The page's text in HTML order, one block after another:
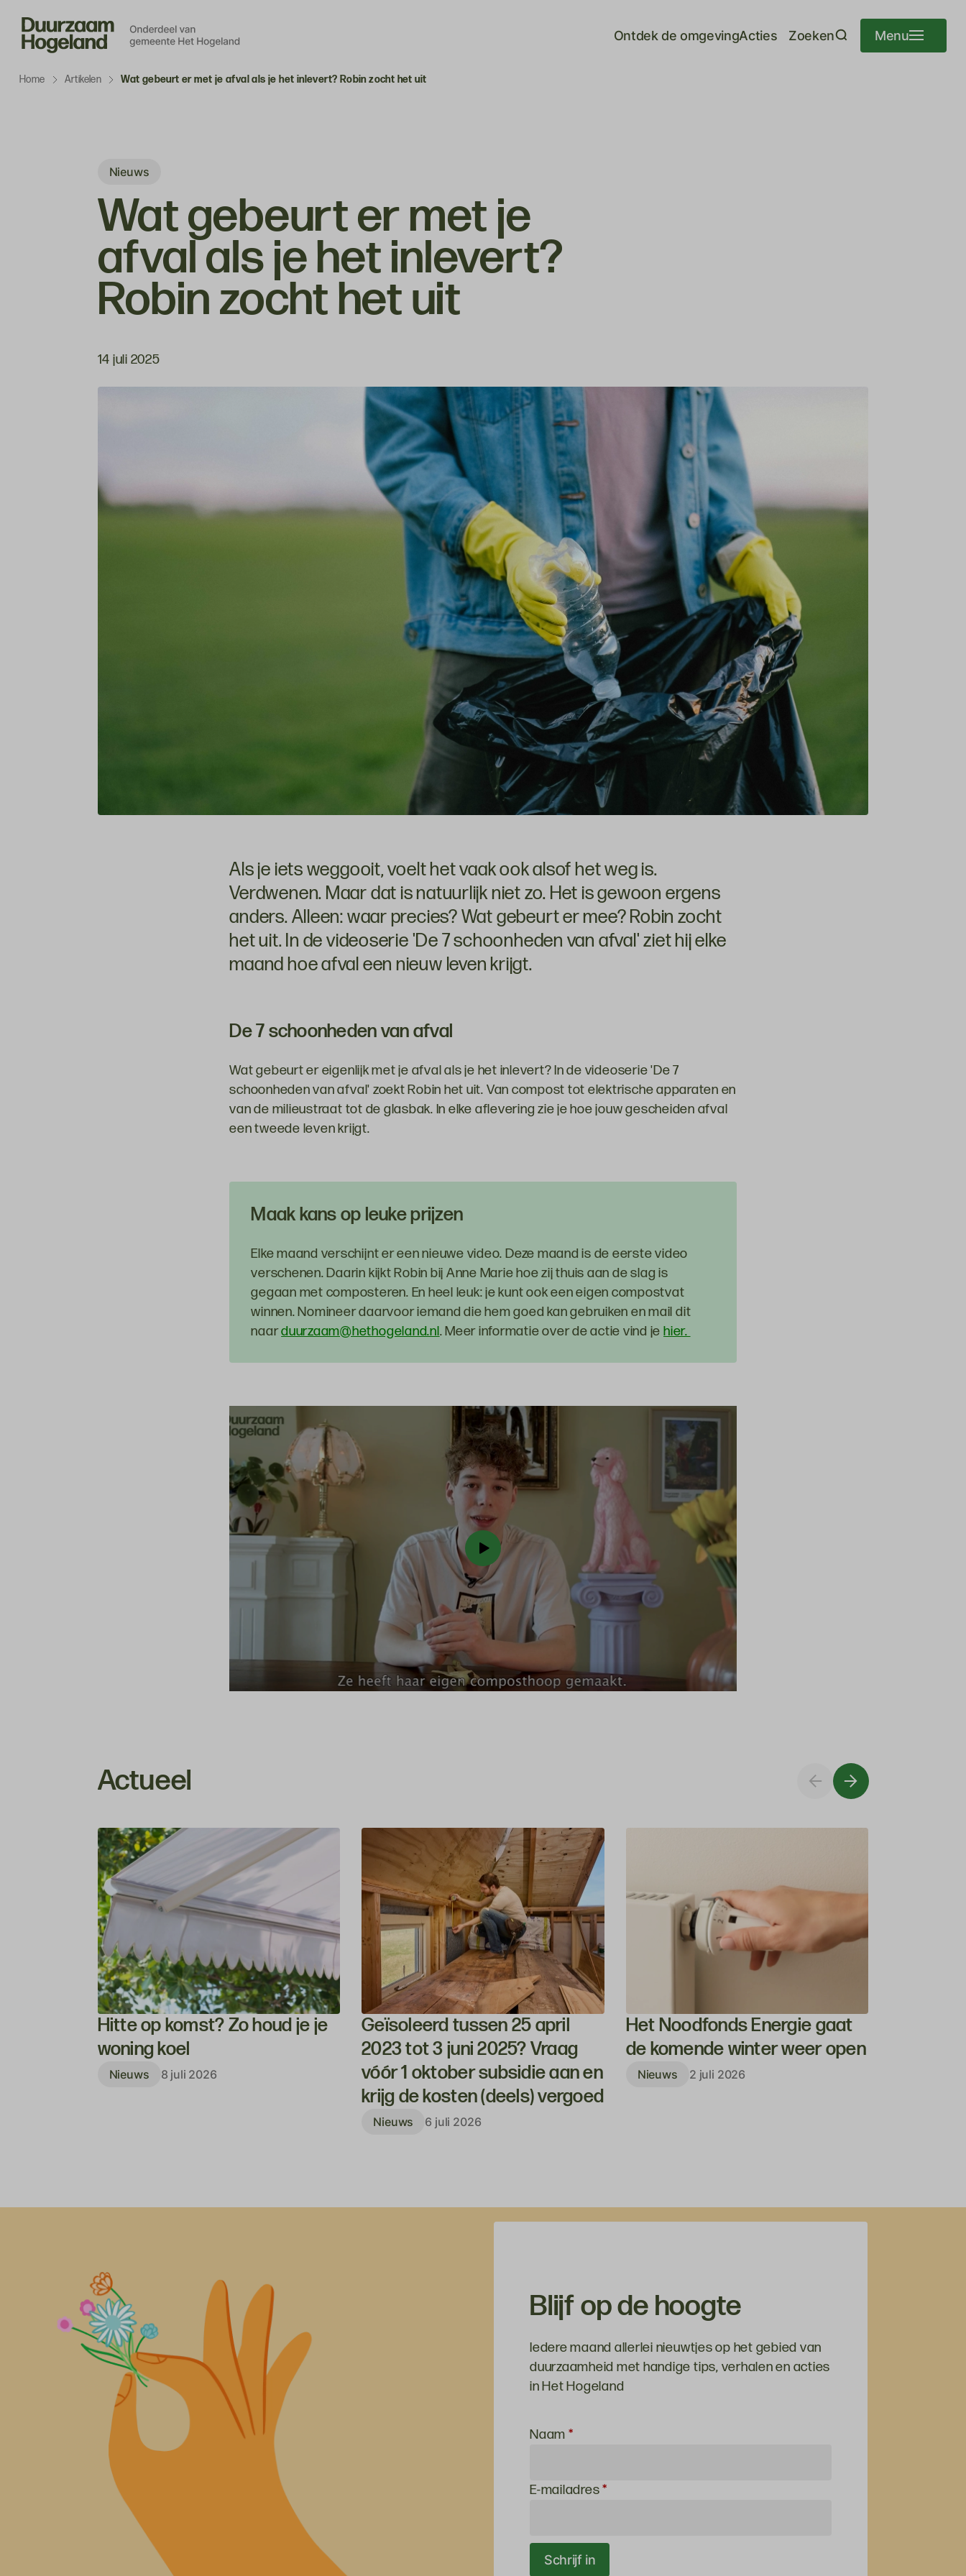
Navigatie
overslaan
Ontdek de omgevingActies Zoeken Menu
Home Artikelen Wat gebeurt er met je afval als je het inlevert? Robin zocht het uit
Nieuws
Wat gebeurt er met je
afval als je het inlevert?
Robin zocht het uit
14 juli 2025
Als je iets weggooit, voelt het vaak ook alsof het weg is.
Verdwenen. Maar dat is natuurlijk niet zo. Het is gewoon ergens
anders. Alleen: waar precies? Wat gebeurt er mee? Robin zocht
het uit. In de videoserie 'De 7 schoonheden van afval' ziet hij elke
maand hoe afval een nieuw leven krijgt.
De 7 schoonheden van afval
Wat gebeurt er eigenlijk met je afval als je het inlevert? In de videoserie 'De 7
schoonheden van afval' zoekt Robin het uit. Van compost tot elektrische apparaten en
van de milieustraat tot de glasbak. In elke aflevering zie je hoe jouw gescheiden afval
een tweede leven krijgt.
Maak kans op leuke prijzen
Elke maand verschijnt er een nieuwe video. Deze maand is de eerste video
verschenen. Daarin kijkt Robin bij Anne Marie hoe zij thuis aan de slag is
gegaan met composteren. En heel leuk: je kunt ook een eigen compostvat
winnen. Nomineer daarvoor iemand die hem goed kan gebruiken en mail dit
naarduurzaam@hethogeland.nl. Meer informatie over de actie vind jehier.
Actueel
Hitte op komst? Zo houd je je
woning koel
Nieuws 8 juli 2026
Geïsoleerd tussen 25 april
2023 tot 3 juni 2025? Vraag
vóór 1 oktober subsidie aan en
krijg de kosten (deels) vergoed
Nieuws 6 juli 2026
Het Noodfonds Energie gaat
de komende winter weer open
Nieuws 2 juli 2026
Blijf op de hoogte
Iedere maand allerlei nieuwtjes op het gebied van
duurzaamheid met handige tips, verhalen en acties
in Het Hogeland
Inschrijven
voor de
Naam *
E-mailadres*
Schrijf in